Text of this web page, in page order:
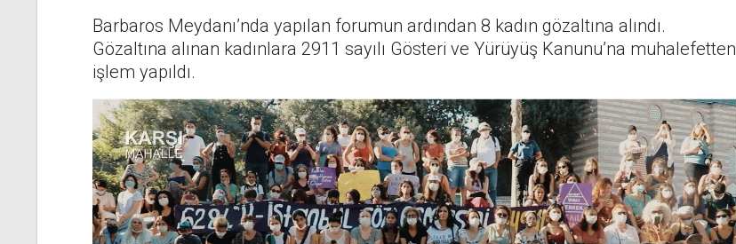
Barbaros Meydanı’nda yapılan forumun ardından 8 kadın gözaltına alındı.
Gözaltına alınan kadınlara 2911 sayılı Gösteri ve Yürüyüş Kanunu’na muhalefetten
işlem yapıldı.